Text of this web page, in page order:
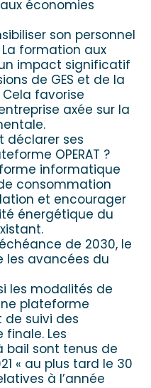
économies
son personnel
formation aux
impact significatif
de GES et de la
favorise
axée sur la
déclarer ses
OPERAT ?
informatique
consommation
et encourager
énergétique du
de 2030, le
les avancées du
les modalités de
plateforme
suivi des
Les
bail sont tenus de
« au plus tard le 30
à l’année